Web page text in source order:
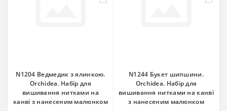
N1204 Ведмедик з ялинкою.
Orchidea. Набір для
вишивання нитками на
канві з нанесеним малюнком
N1244 Букет шипшини.
Orchidea. Набір для
вишивання нитками на канві
з нанесеним малюнком